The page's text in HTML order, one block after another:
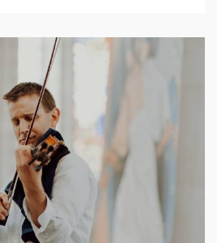
: Concert de Frédéric